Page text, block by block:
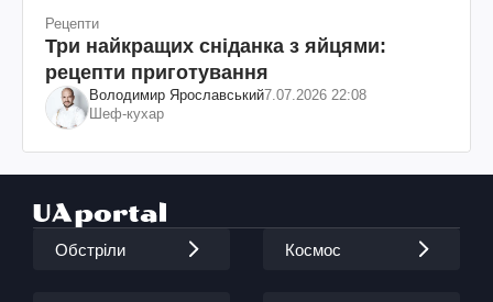
Рецепти
Три найкращих сніданка з яйцями:
рецепти приготування
Володимир Ярославський7.07.2026 22:08
Шеф-кухар
Обстріли Космос